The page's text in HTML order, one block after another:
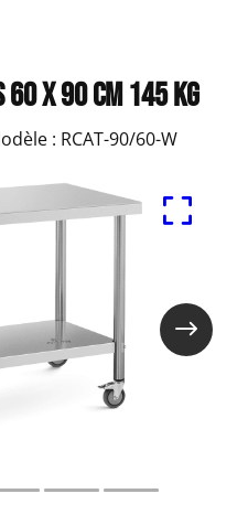
x 90 cm 145 kg
: RCAT-90/60-W